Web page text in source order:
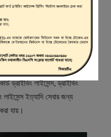
রোড ট্রান্সপোর্ট অথরিটি
মাধ্যম যেখানে ড্রাইভার,
নিবন্ধিত করা হয় এবং
ড্রাইভিং লাইসেন্স, ড্রাইভিং
লাইসেন্স ইত্যাদি সেবার জন্য
যায়।